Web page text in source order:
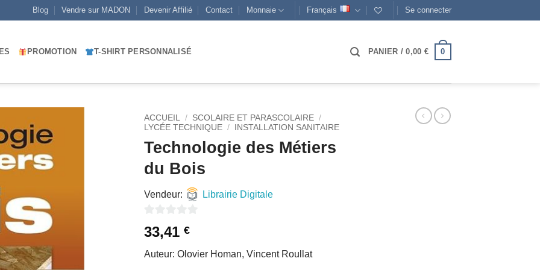
Blog Vendre sur MADON Devenir Affilié Contact Monnaie Français Se connecter
PROMOTION T-SHIRT PERSONNALISÉ PANIER /0,00 € 0
ACCUEIL / SCOLAIRE ET PARASCOLAIRE /
LYCÉE TECHNIQUE / INSTALLATION SANITAIRE
Technologie des Métiers
du Bois
Vendeur: Librairie Digitale
sur
5
33,41 €
Auteur: Olovier Homan, Vincent Roullat